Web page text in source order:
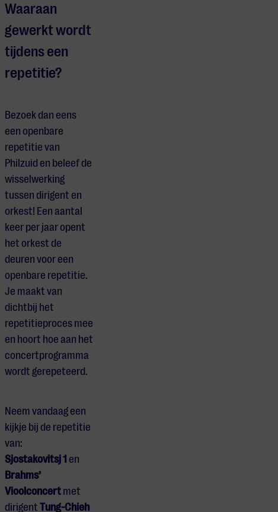
Waaraan
gewerkt wordt
tijdens een
repetitie?
Bezoek dan eens
een openbare
repetitie van
Philzuid en beleef de
wisselwerking
tussen dirigent en
orkest! Een aantal
keer per jaar opent
het orkest de
deuren voor een
openbare repetitie.
Je maakt van
dichtbij het
repetitieproces mee
en hoort hoe aan het
concertprogramma
wordt gerepeteerd.
Neem vandaag een
kijkje bij de repetitie
van:
Sjostakovitsj 1 en
Brahms’
Vioolconcert met
dirigent Tung-Chieh